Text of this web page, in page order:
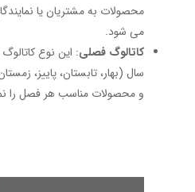
محصولات به مشتریان یا
می‌ شود.
کاتالوگ فصلی: این نوع
سال (بهار، تابستان، پاییز،
و محصولات مناسب هر فصل را